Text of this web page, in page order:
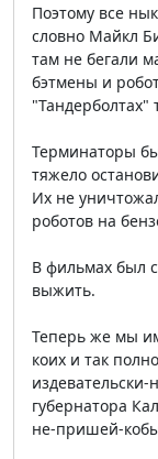
Поэтому все
словно Майкл
там не бегали
бэтмены и
"Тандерболтах"
Терминаторы
тяжело
Их не
роботов на
В фильмах был
выжить.
Теперь же мы
коих и так
губернатора
не-пришей-